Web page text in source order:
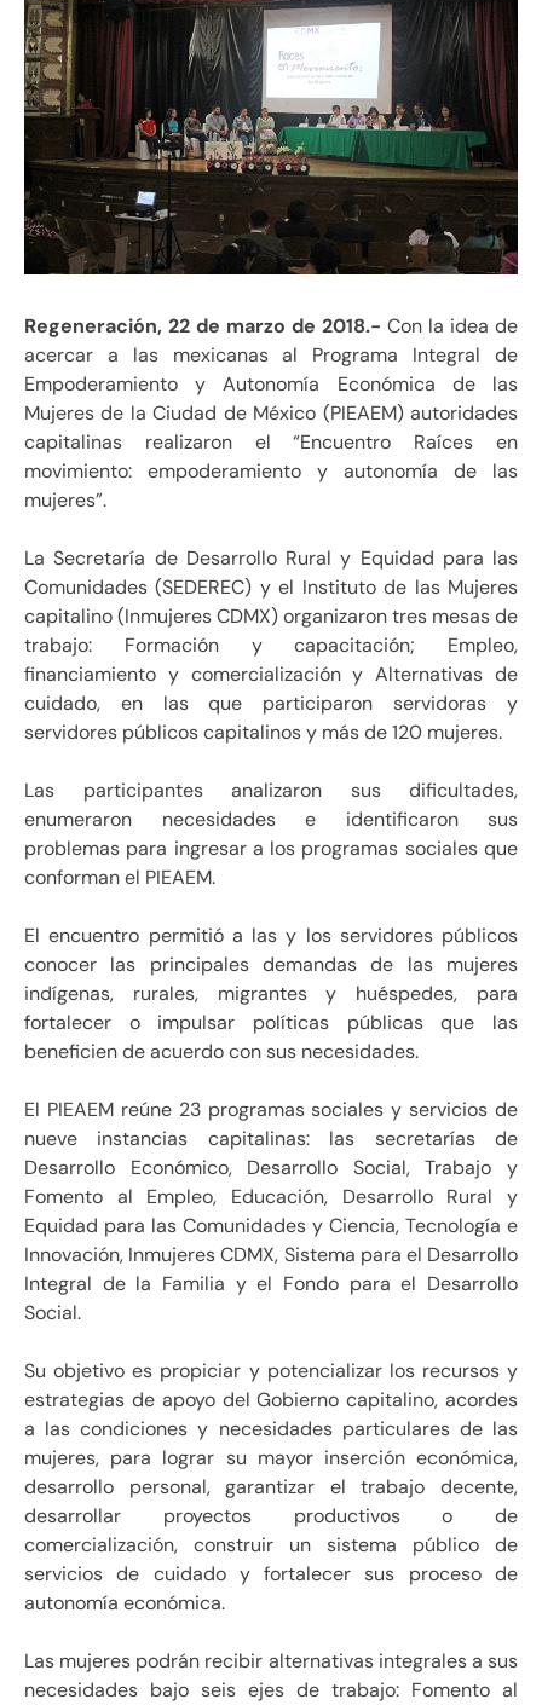
Regeneración, 22 de marzo de 2018.- Con la idea de
acercar a las mexicanas al Programa Integral de
Empoderamiento y Autonomía Económica de las
Mujeres de la Ciudad de México (PIEAEM) autoridades
capitalinas realizaron el “Encuentro Raíces en
movimiento: empoderamiento y autonomía de las
mujeres”.
La Secretaría de Desarrollo Rural y Equidad para las
Comunidades (SEDEREC) y el Instituto de las Mujeres
capitalino (Inmujeres CDMX) organizaron tres mesas de
trabajo: Formación y capacitación; Empleo,
financiamiento y comercialización y Alternativas de
cuidado, en las que participaron servidoras y
servidores públicos capitalinos y más de 120 mujeres.
Las participantes analizaron sus dificultades,
enumeraron necesidades e identificaron sus
problemas para ingresar a los programas sociales que
conforman el PIEAEM.
El encuentro permitió a las y los servidores públicos
conocer las principales demandas de las mujeres
indígenas, rurales, migrantes y huéspedes, para
fortalecer o impulsar políticas públicas que las
beneficien de acuerdo con sus necesidades.
El PIEAEM reúne 23 programas sociales y servicios de
nueve instancias capitalinas: las secretarías de
Desarrollo Económico, Desarrollo Social, Trabajo y
Fomento al Empleo, Educación, Desarrollo Rural y
Equidad para las Comunidades y Ciencia, Tecnología e
Innovación, Inmujeres CDMX, Sistema para el Desarrollo
Integral de la Familia y el Fondo para el Desarrollo
Social.
Su objetivo es propiciar y potencializar los recursos y
estrategias de apoyo del Gobierno capitalino, acordes
a las condiciones y necesidades particulares de las
mujeres, para lograr su mayor inserción económica,
desarrollo personal, garantizar el trabajo decente,
desarrollar proyectos productivos o de
comercialización, construir un sistema público de
servicios de cuidado y fortalecer sus proceso de
autonomía económica.
Las mujeres podrán recibir alternativas integrales a sus
necesidades bajo seis ejes de trabajo: Fomento al